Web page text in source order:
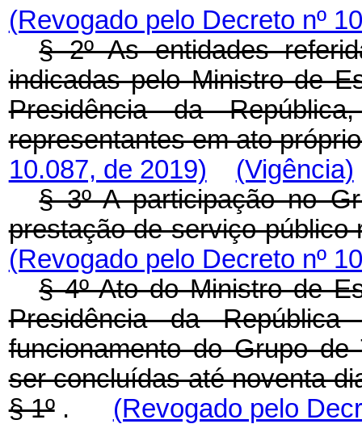
(Revogado pelo Decreto nº
§ 2º As entidades
indicadas pelo Ministro de
Presidência da
representantes em ato
10.087, de 2019)
(Vigência)
§ 3º A participação no
prestação de serviço público
(Revogado pelo Decreto nº
§ 4º Ato do Ministro de
Presidência da
funcionamento do Grupo
ser concluídas até noventa
§ 1º. (Revogado pelo